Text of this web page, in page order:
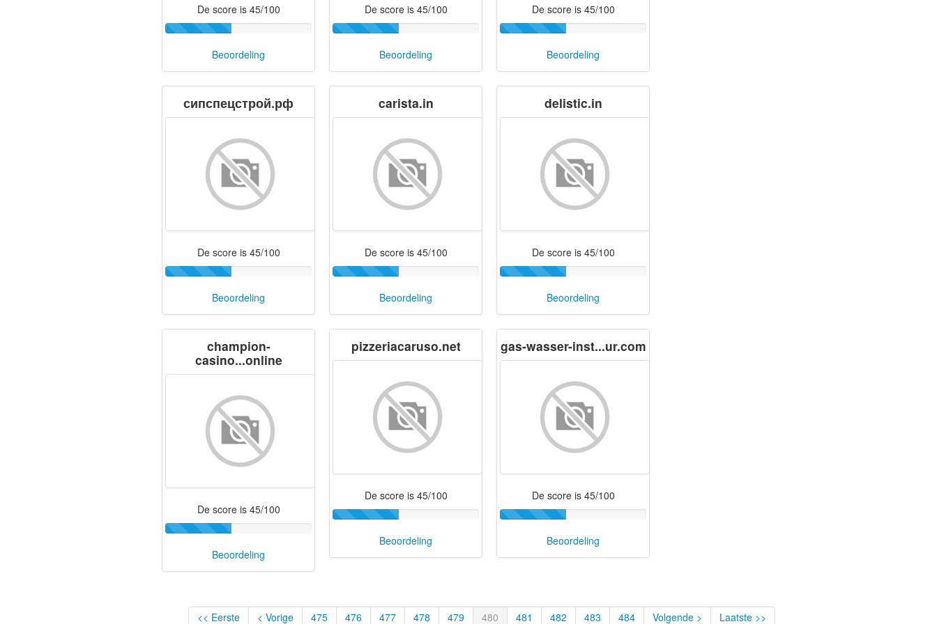
De score is 45/100
Beoordeling
De score is 45/100
Beoordeling
De score is 45/100
Beoordeling
сипспецстрой.рф
De score is 45/100
Beoordeling
carista.in
De score is 45/100
Beoordeling
delistic.in
De score is 45/100
Beoordeling
champion-
casino...online
De score is 45/100
Beoordeling
pizzeriacaruso.net
De score is 45/100
Beoordeling
gas-wasser-inst...ur.com
De score is 45/100
Beoordeling
<< Eerste < Vorige 475 476 477 478 479 480 481 482 483 484 Volgende > Laatste >>